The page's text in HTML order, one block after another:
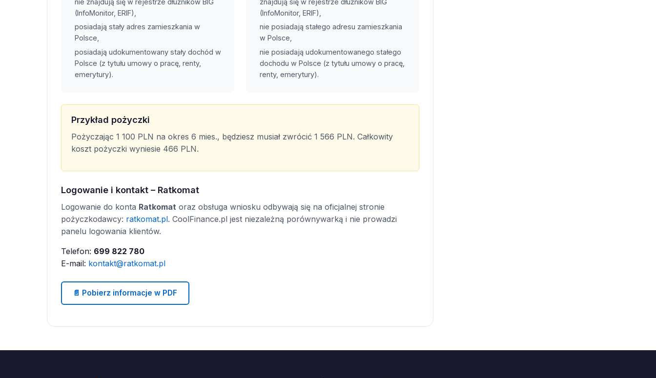
(InfoMonitor, ERIF),
posiadają stały adres zamieszkania w
Polsce,
posiadają udokumentowany stały dochód w
Polsce (z tytułu umowy o pracę, renty,
emerytury).
(InfoMonitor, ERIF),
nie posiadają stałego adresu zamieszkania
w Polsce,
nie posiadają udokumentowanego stałego
dochodu w Polsce (z tytułu umowy o pracę,
renty, emerytury).
Przykład pożyczki
Pożyczając 1 100 PLN na okres 6 mies., będziesz musiał zwrócić 1 566 PLN. Całkowity
koszt pożyczki wyniesie 466 PLN.
Logowanie i kontakt – Ratkomat
Logowanie do konta Ratkomat oraz obsługa wniosku odbywają się na oficjalnej stronie
pożyczkodawcy: ratkomat.pl. CoolFinance.pl jest niezależną porównywarką i nie prowadzi
panelu logowania klientów.
Telefon: 699 822 780
E-mail: kontakt@ratkomat.pl
📄 Pobierz informacje w PDF